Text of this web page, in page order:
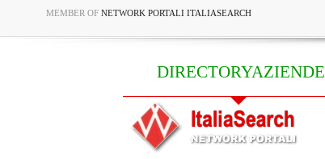
MEMBER OF NETWORK PORTALI ITALIASEARCH
DIRECTORYAZIENDE